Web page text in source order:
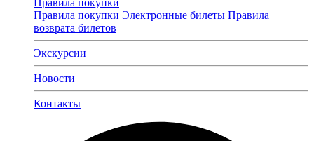
Правила покупки
Правила покупки Электронные билеты Правила
возврата билетов
Экскурсии
Новости
Контакты